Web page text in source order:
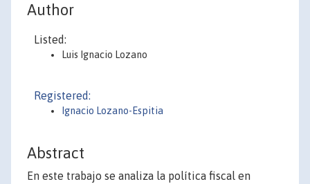
Author
Listed:
Luis Ignacio Lozano
Registered:
Ignacio Lozano-Espitia
Abstract
En este trabajo se analiza la política fiscal en